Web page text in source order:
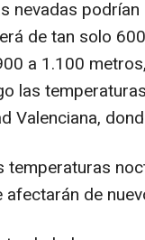
nevadas
de tan solo
a 1.100
las
Valenciana,
temperaturas
afectarán de